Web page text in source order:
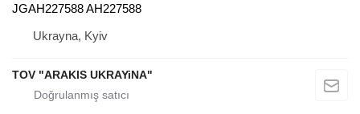
JGAH227588 AH227588
Ukrayna, Kyiv
TOV "ARAKIS UKRAYiNA"